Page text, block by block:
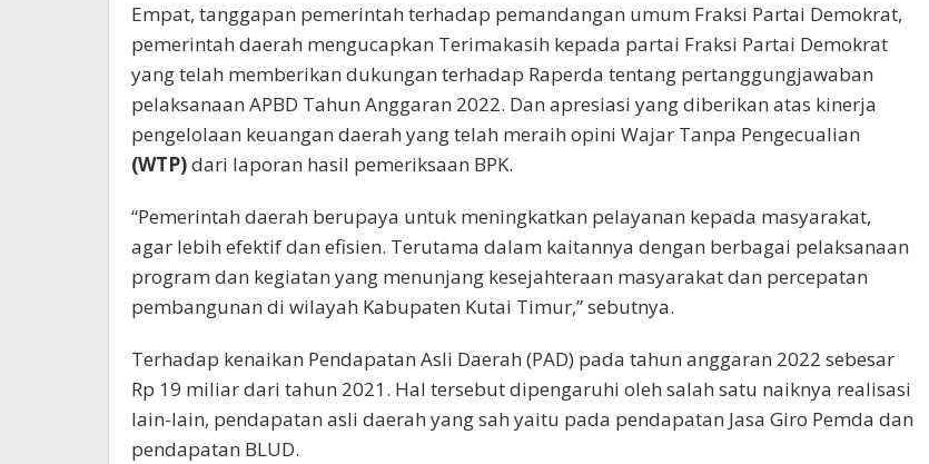
Empat, tanggapan pemerintah terhadap pemandangan umum Fraksi Partai Demokrat,
pemerintah daerah mengucapkan Terimakasih kepada partai Fraksi Partai Demokrat
yang telah memberikan dukungan terhadap Raperda tentang pertanggungjawaban
pelaksanaan APBD Tahun Anggaran 2022. Dan apresiasi yang diberikan atas kinerja
pengelolaan keuangan daerah yang telah meraih opini Wajar Tanpa Pengecualian
(WTP)dari laporan hasil pemeriksaan BPK.
“Pemerintah daerah berupaya untuk meningkatkan pelayanan kepada masyarakat,
agar lebih efektif dan efisien. Terutama dalam kaitannya dengan berbagai pelaksanaan
program dan kegiatan yang menunjang kesejahteraan masyarakat dan percepatan
pembangunan di wilayah Kabupaten Kutai Timur,” sebutnya.
Terhadap kenaikan Pendapatan Asli Daerah (PAD) pada tahun anggaran 2022 sebesar
Rp 19 miliar dari tahun 2021. Hal tersebut dipengaruhi oleh salah satu naiknya realisasi
lain-lain, pendapatan asli daerah yang sah yaitu pada pendapatan Jasa Giro Pemda dan
pendapatan BLUD.